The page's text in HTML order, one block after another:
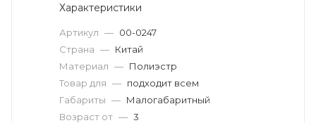
Характеристики
Артикул — 00-0247
Страна — Китай
Материал — Полиэстр
Товар для — подходит всем
Габариты — Малогабаритный
Возраст от — 3